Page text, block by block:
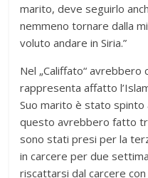
marito, deve seguirlo
nemmeno tornare dalla
voluto andare in Siria.”
Nel „Califfato“ avrebbero
rappresenta affatto
Suo marito è stato
questo avrebbero fatto
sono stati presi per la
in carcere per due
riscattarsi dal carcere